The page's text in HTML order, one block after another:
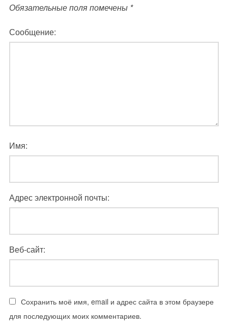
Обязательные поля помечены *
Сообщение:
Имя:
Адрес электронной почты:
Веб-сайт:
Сохранить моё имя, email и адрес сайта в этом браузере
для последующих моих комментариев.